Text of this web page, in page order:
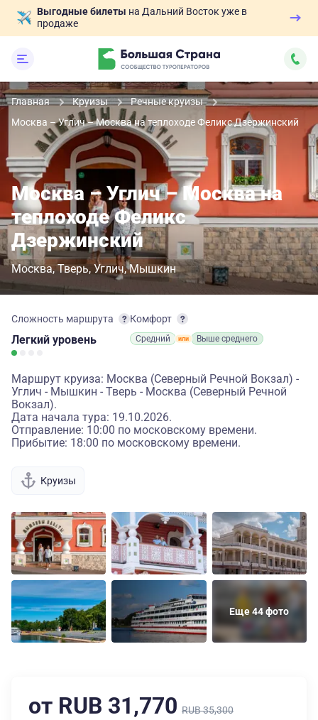
Выгодные билеты на Дальний Восток уже в
продаже
Главная Круизы
Речные круизы
Москва – Углич – Москва на теплоходе Феликс Дзержинский
Москва – Углич – Москва на
теплоходе Феликс
Дзержинский
Москва Тверь Углич Мышкин
Сложность маршрута
Легкий уровень
Комфорт
Средний Выше среднего
Маршрут круиза: Москва (Северный Речной Вокзал) -
Углич - Мышкин - Тверь - Москва (Северный Речной
Вокзал).
Дата начала тура: 19.10.2026.
Отправление: 10:00 по московскому времени.
Прибытие: 18:00 по московскому времени.
Круизы
Еще 44 фото
от RUB 31,770 RUB 35,300